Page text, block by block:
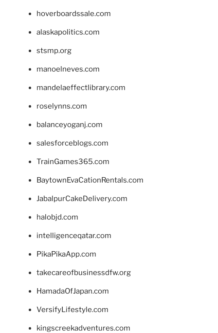
hoverboardssale.com
alaskapolitics.com
stsmp.org
manoelneves.com
mandelaeffectlibrary.com
roselynns.com
balanceyoganj.com
salesforceblogs.com
TrainGames365.com
BaytownEvaCationRentals.com
JabalpurCakeDelivery.com
halobjd.com
intelligenceqatar.com
PikaPikaApp.com
takecareofbusinessdfw.org
HamadaOfJapan.com
VersifyLifestyle.com
kingscreekadventures.com